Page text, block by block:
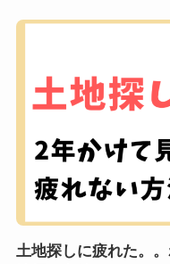
土地探しに疲れた。